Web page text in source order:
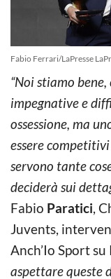
Fabio Ferrari/LaPresse
“Noi stiamo
impegnative e
ossessione, ma
essere
servono tante
deciderà sui
Fabio Paratici,
Juvents,
Anch’Io Sport su
aspettare queste